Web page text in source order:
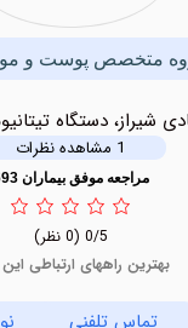
پوست و مو
تیتانیوم 2023برای کل بدن
موفق بیماران 693
راههای ارتباطی این دکتر
تلفنی نوبت دهی